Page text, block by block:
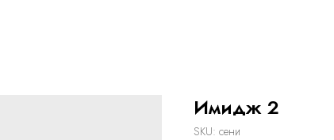
Имидж 2
SKU: сени